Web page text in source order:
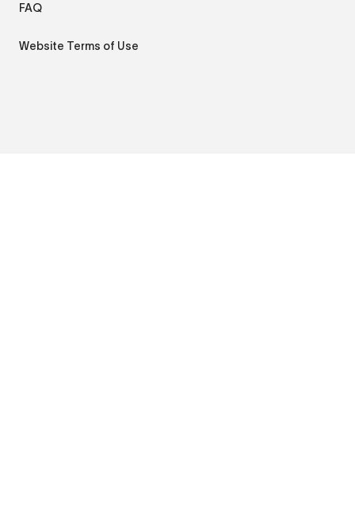
FAQ
Website Terms of Use